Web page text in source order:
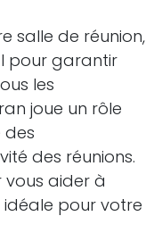
salle de réunion,
pour garantir
les
joue un rôle
des réunions.
aider à
pour votre